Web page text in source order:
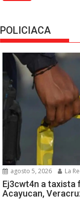
POLICIACA
agosto 5, 2026 La
Ej3cwt4n a taxista
Acayucan,